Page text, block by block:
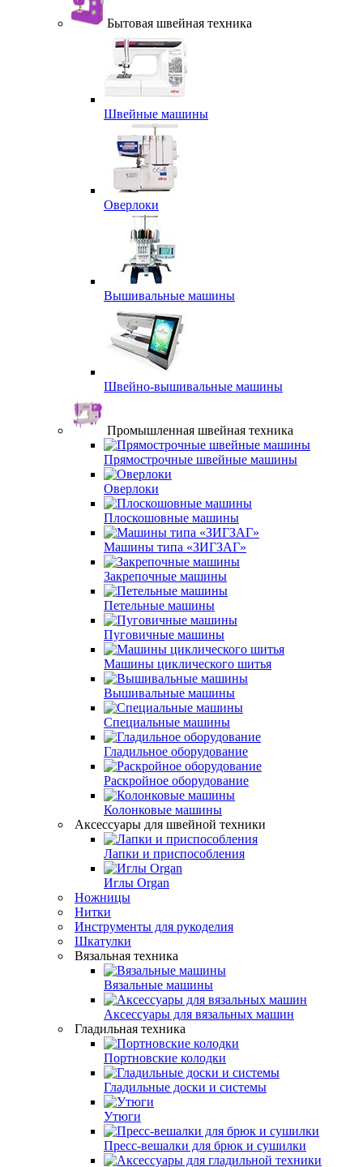
Бытовая швейная техника
Швейные машины
Оверлоки
Вышивальные машины
Швейно-вышивальные машины
Промышленная швейная техника
Прямострочные швейные машины
Оверлоки
Плоскошовные машины
Машины типа «ЗИГЗАГ»
Закрепочные машины
Петельные машины
Пуговичные машины
Машины циклического шитья
Вышивальные машины
Специальные машины
Гладильное оборудование
Раскройное оборудование
Колонковые машины
Аксессуары для швейной техники
Лапки и приспособления
Иглы Organ
Ножницы
Нитки
Инструменты для рукоделия
Шкатулки
Вязальная техника
Вязальные машины
Аксессуары для вязальных машин
Гладильная техника
Портновские колодки
Гладильные доски и системы
Утюги
Пресс-вешалки для брюк и сушилки